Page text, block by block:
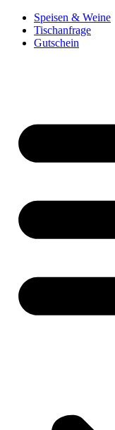
Speisen & Weine
Tischanfrage
Gutschein